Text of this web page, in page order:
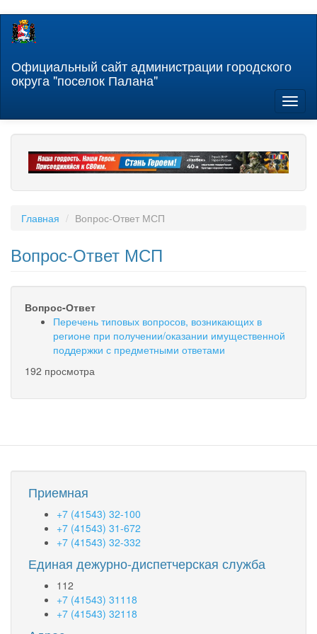
Перейти
содержанию
Официальный сайт администрации городского
округа "поселок Палана"
Главная Вопрос-Ответ МСП
Вопрос-Ответ МСП
Вопрос-Ответ
Перечень типовых вопросов, возникающих в
регионе при получении/оказании имущественной
поддержки с предметными ответами
192 просмотра
Приемная
+7 (41543) 32-100
+7 (41543) 31-672
+7 (41543) 32-332
Единая дежурно-диспетчерская служба
112
+7 (41543) 31118
+7 (41543) 32118